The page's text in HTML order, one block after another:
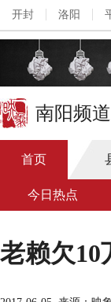
开封 洛阳
南阳频道
首页
今日热点
老赖欠10